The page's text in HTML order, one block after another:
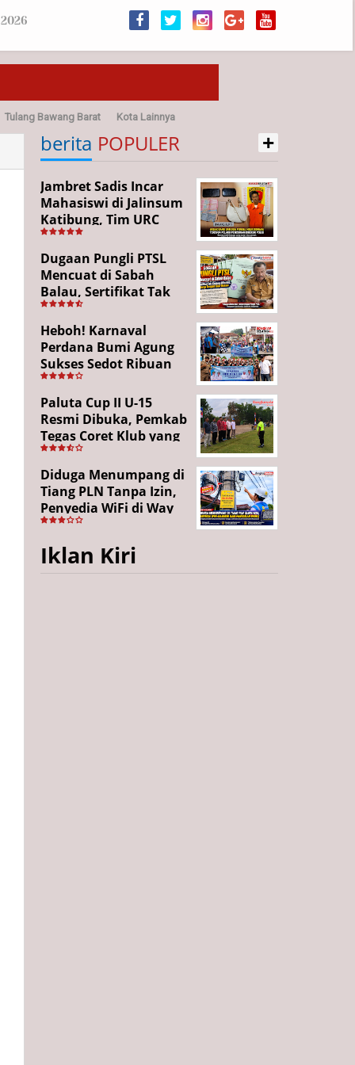
Tulang Bawang Barat Kota Lainnya
berita POPULER +
Jambret Sadis Incar
Mahasiswi di Jalinsum
Katibung, Tim URC
Ringkus Pelaku dan
Sita Barang Bukti
Dugaan Pungli PTSL
Mencuat di Sabah
Balau, Sertifikat Tak
Kunjung Diterima,
Warga Tempuh Jalur
Hukum
Heboh! Karnaval
Perdana Bumi Agung
Sukses Sedot Ribuan
Penonton, Enam
Lingkungan Tampil All
Out
Paluta Cup II U-15
Resmi Dibuka, Pemkab
Tegas Coret Klub yang
Gunakan Pemain Luar
Daerah
Diduga Menumpang di
Tiang PLN Tanpa Izin,
Penyedia WiFi di Way
Kanan Mangkir dari
Iklan Kiri